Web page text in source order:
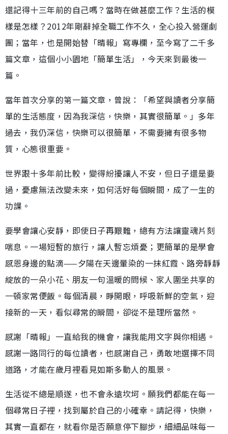
還記得十三年前的自己嗎？當時在做甚麼工作？生活的模
樣是怎樣？2012年剛辭掉全職工作不久，全心投入營運劇
團；當年，也是開始替「晴報」寫專欄，至今寫了二千多
篇文章，這個小小園地「簡單生活」，今天來到最後一
篇。
當年首次分享的第一篇文章，曾說：「希望與讀者分享簡
單的生活態度，因為我深信，快樂，其實很簡單。」多年
過去，我仍深信，快樂可以很簡單，不需要擁有很多物
質，心態很重要。
世界跟十多年前比較，變得紛擾讓人不安，但日子還是要
過，憂慮無法改變未來，如何活好每個瞬間，成了一生的
功課。
要學會讓心安靜，即使日子再艱難，總有方法讓靈魂片刻
喘息。一場短暫的旅行，讓人暫忘煩憂；更簡單的是學會
感恩身邊的點滴——夕陽在天邊暈染的一抹紅霞、路旁靜靜
綻放的一朵小花、朋友一句溫暖的問候、家人圍坐共享的
一頓家常便飯。每個清晨，睜開眼，呼吸新鮮的空氣，迎
接新的一天，看似尋常的瞬間，卻從不是理所當然。
感謝「晴報」一直給我的機會，讓我能用文字與你相遇。
感謝一路同行的每位讀者，也感謝自己，勇敢地選擇不同
道路，才能在歲月裡看見如斯多動人的風景。
生活從不總是順遂，也不會永遠坎坷。願我們都能在每一
個尋常日子裡，找到屬於自己的小確幸。請記得，快樂，
其實一直都在，就看你是否願意停下腳步，細細品味每一